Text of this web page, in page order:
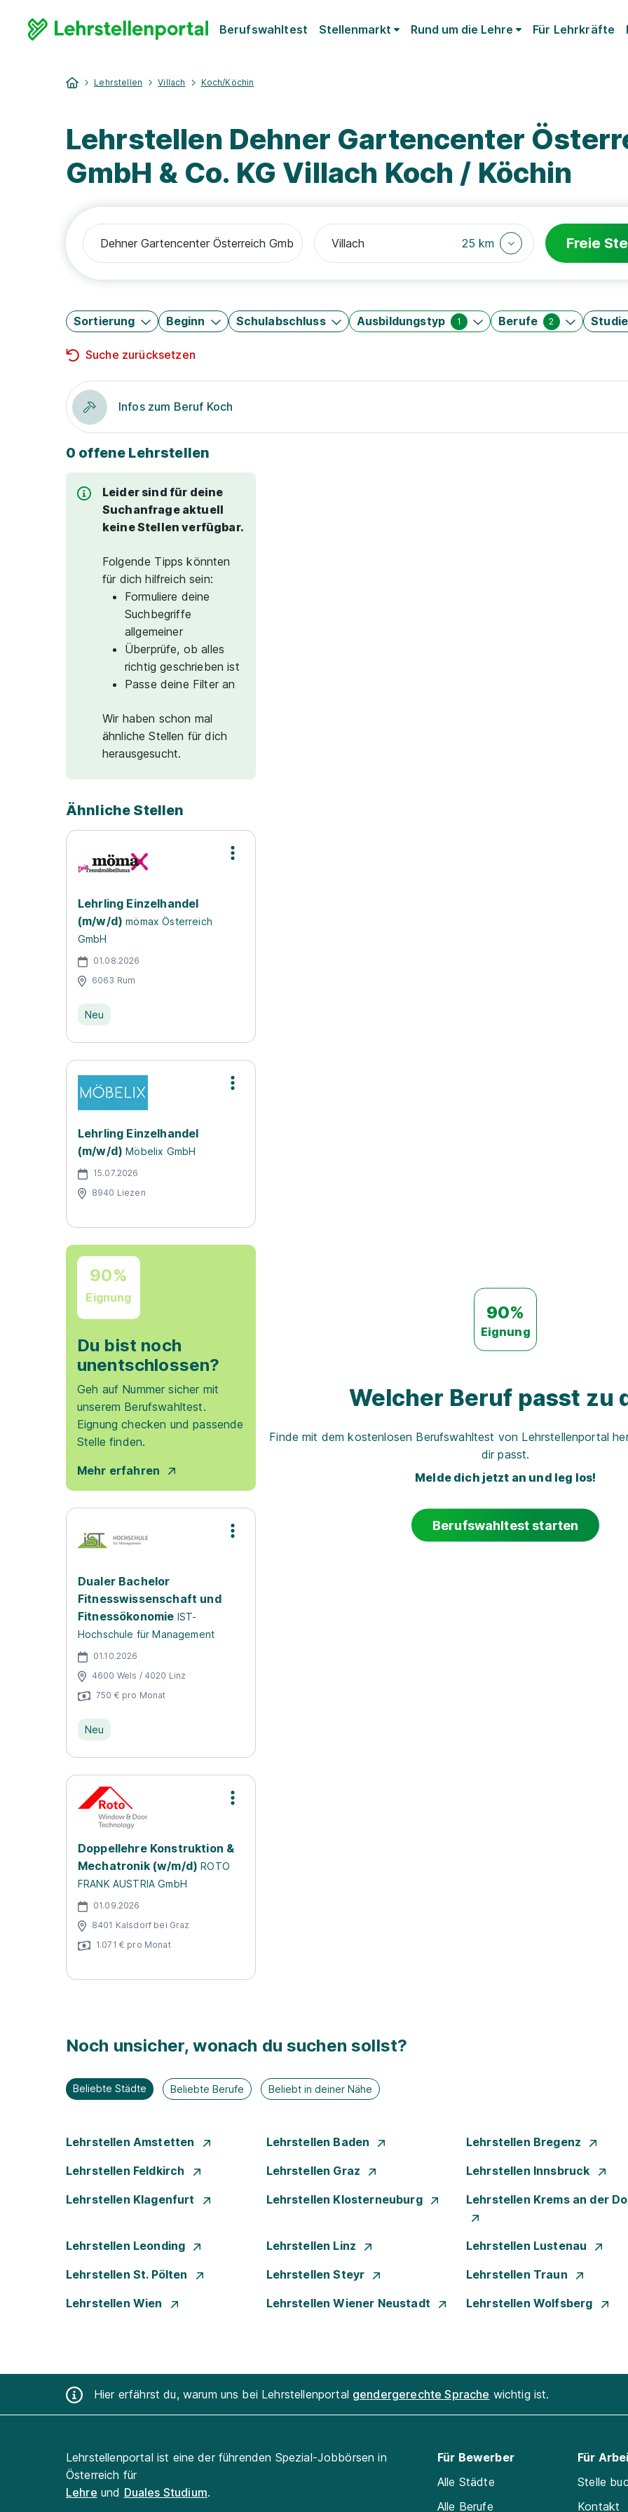
Berufswahltest Stellenmarkt Rund um die Lehre Für Lehrkräfte
Lehrstellen Villach Koch/Köchin
Lehrstellen Dehner Gartencenter
GmbH & Co. KG Villach Koch / Köchin
25 km Freie
Sortierung Beginn Schulabschluss Ausbildungstyp 1 Berufe 2
Suche zurücksetzen
Infos zum Beruf Koch
0 offene Lehrstellen
Leider sind für deine
Suchanfrage aktuell
keine Stellen verfügbar.
Folgende Tipps könnten
für dich hilfreich sein:
Formuliere deine
Suchbegriffe
allgemeiner
Überprüfe, ob alles
richtig geschrieben ist
Passe deine Filter an
Wir haben schon mal
ähnliche Stellen für dich
herausgesucht.
Ähnliche Stellen
Lehrling Einzelhandel
(m/w/d) mömax Österreich
GmbH
01.08.2026
6063 Rum
Neu
Lehrling Einzelhandel
(m/w/d) Möbelix GmbH
15.07.2026
8940 Liezen
90%
Eignung
Du bist noch
unentschlossen?
Geh auf Nummer sicher mit
unserem Berufswahltest.
Eignung checken und passende
Stelle finden.
Mehr erfahren
Dualer Bachelor
Fitnesswissenschaft und
Fitnessökonomie IST-
Hochschule für Management
01.10.2026
4600 Wels / 4020 Linz
750 € pro Monat
Neu
Doppellehre Konstruktion &
Mechatronik (w/m/d) ROTO
FRANK AUSTRIA GmbH
01.09.2026
8401 Kalsdorf bei Graz
1.071 € pro Monat
90%
Eignung
Welcher Beruf passt zu
Finde mit dem kostenlosen Berufswahltest von Lehrstellenportal
dir passt.
Melde dich jetzt an und leg los!
Berufswahltest starten
Noch unsicher, wonach du suchen sollst?
Beliebte Städte Beliebte Berufe Beliebt in deiner Nähe
Lehrstellen Amstetten Lehrstellen Baden Lehrstellen Bregenz
Lehrstellen Feldkirch Lehrstellen Graz Lehrstellen Innsbruck
Lehrstellen Klagenfurt Lehrstellen Klosterneuburg Lehrstellen Krems an der
Lehrstellen Leonding Lehrstellen Linz Lehrstellen Lustenau
Lehrstellen St. Pölten Lehrstellen Steyr Lehrstellen Traun
Lehrstellen Wien Lehrstellen Wiener Neustadt Lehrstellen Wolfsberg
Hier erfährst du, warum uns bei Lehrstellenportal gendergerechte Sprache wichtig ist.
Lehrstellenportal ist eine der führenden Spezial-Jobbörsen in
Österreich für
Lehre und Duales Studium.
Für Bewerber
Alle Städte
Alle Berufe
Für
Stelle
Kontakt